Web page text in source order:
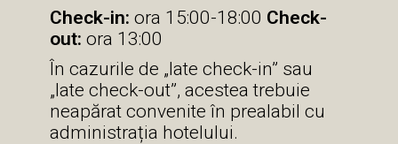
Check-in: ora 15:00-18:00 Check-
out: ora 13:00
În cazurile de „late check-in” sau
„late check-out”, acestea trebuie
neapărat convenite în prealabil cu
administrația hotelului.